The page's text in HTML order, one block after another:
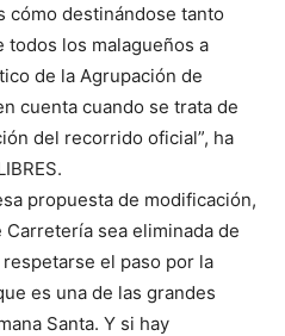
cómo destinándose tanto
los malagueños a
de la Agrupación de
cuenta cuando se trata de
del recorrido oficial”, ha
propuesta de modificación,
sea eliminada de
el paso por la
es una de las grandes
Santa. Y si hay